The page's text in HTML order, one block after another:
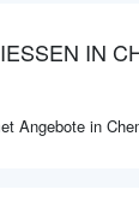
IN
Angebote in